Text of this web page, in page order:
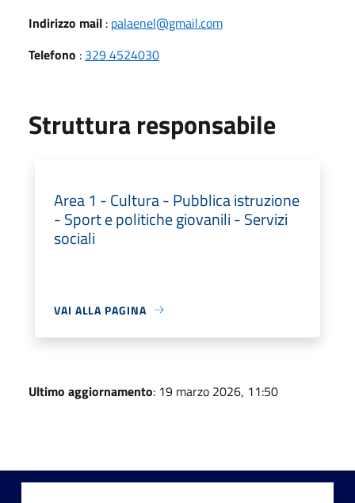
Indirizzo mail : palaenel@gmail.com
Telefono : 329 4524030
Struttura responsabile
Area 1 - Cultura - Pubblica istruzione
- Sport e politiche giovanili - Servizi
sociali
VAI ALLA PAGINA
Ultimo aggiornamento: 19 marzo 2026, 11:50